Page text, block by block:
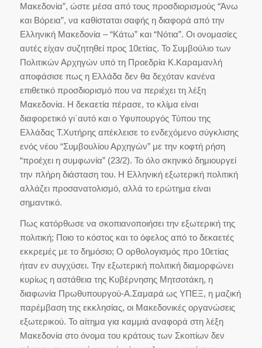
Μακεδονία”, ώστε μέσα από τους προσδιορισμούς “Άνω
και Βόρεια”, να καθίσταται σαφής η διαφορά από την
Ελληνική Μακεδονία –“Κάτω”και “Νότια”. Οι ονομασίες
αυτές είχαν συζητηθεί προς 10ετίας. Το Συμβούλιο των
Πολιτικών Αρχηγών υπό τη Προεδρία Κ.Καραμανλή
αποφάσισε πως η Ελλάδα δεν θα δεχόταν κανένα
επιθετικό προσδιορισμό που να περιέχει τη λέξη
Μακεδονία. Η δεκαετία πέρασε, το κλίμα είναι
διαφορετικό γι΄αυτό και ο Υφυπουργός Τύπου της
Ελλάδας Τ.Χυτήρης απέκλεισε το ενδεχόμενο σύγκλισης
ενός νέου “Συμβουλίου Αρχηγών”με την κοφτή ρήση
“προέχει η συμφωνία” (23/2). Το όλο σκηνικό δημιουργεί
την πλήρη διάσταση του. Η Ελληνική εξωτερική πολιτική
αλλάζει προσανατολισμό, αλλά το ερώτημα είναι
σημαντικό.
Πως κατόρθωσε να σκοπιανοποιήσει την εξωτερική της
πολιτική; Ποιο το κόστος και το όφελος από το δεκαετές
εκκρεμές με το δημόσιο; O ορθολογισμός προ 10ετίας
ήταν εν συγχύσει. Την εξωτερική πολιτική διαμορφώνει
κυρίως η αστάθεια της Κυβέρνησης Μητσοτάκη, η
διαφωνία Πρωθυπουργού-Α.Σαμαρά ως ΥΠΕΞ, η μαζική
παρέμβαση της εκκλησίας, οι Μακεδονικές οργανώσεις
εξωτερικού. Το αίτημα για καμμιά αναφορά στη λέξη
Μακεδονία στο όνομα του κράτους των Σκοπίων δεν